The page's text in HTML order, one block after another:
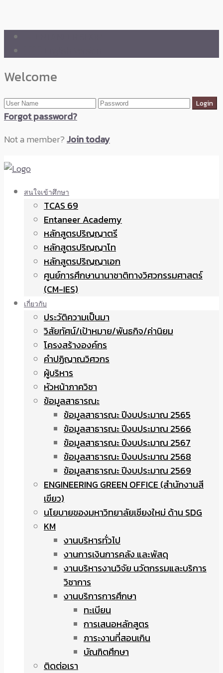
Welcome
Forgot password?
Not a member?Join today
สนใจเข้าศึกษา
TCAS 69
Entaneer Academy
หลักสูตรปริญญาตรี
หลักสูตรปริญญาโท
หลักสูตรปริญญาเอก
ศูนย์การศึกษานานาชาติทางวิศวกรรมศาสตร์
(CM-IES)
เกี่ยวกับ
ประวัติความเป็นมา
วิสัยทัศน์/เป้าหมาย/พันธกิจ/ค่านิยม
โครงสร้างองค์กร
คำปฏิญาณวิศวกร
ผู้บริหาร
หัวหน้าภาควิชา
ข้อมูลสาธารณะ
ข้อมูลสาธารณะ ปีงบประมาณ 2565
ข้อมูลสาธารณะ ปีงบประมาณ 2566
ข้อมูลสาธารณะ ปีงบประมาณ 2567
ข้อมูลสาธารณะ ปีงบประมาณ 2568
ข้อมูลสาธารณะ ปีงบประมาณ 2569
ENGINEERING GREEN OFFICE (สำนักงานสี
เขียว)
นโยบายของมหาวิทยาลัยเชียงใหม่ ด้าน SDG
KM
งานบริหารทั่วไป
งานการเงินการคลัง และพัสดุ
งานบริหารงานวิจัย นวัตกรรมและบริการ
วิชาการ
งานบริการการศึกษา
ทะเบียน
การเสนอหลักสูตร
ภาระงานที่สอนเกิน
บัณฑิตศึกษา
ติดต่อเรา